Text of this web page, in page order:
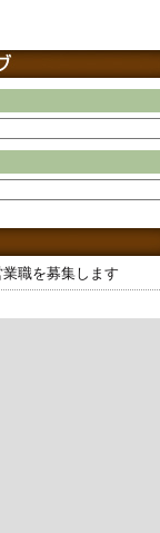
業職を募集します